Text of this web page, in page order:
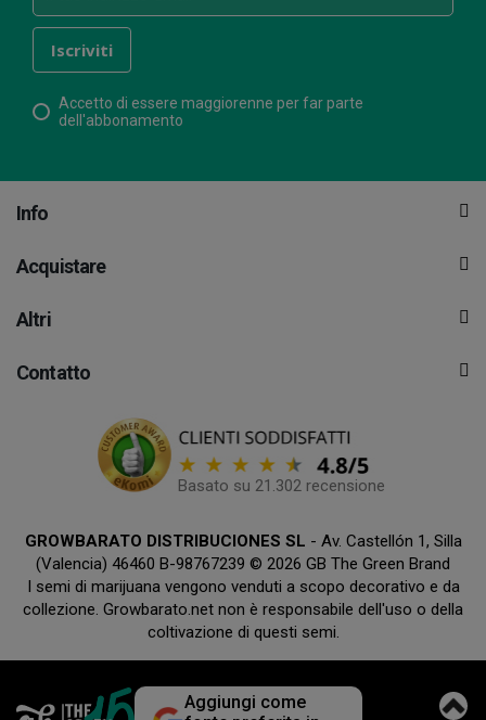
Accetto di essere maggiorenne per far parte
dell'abbonamento
Info
Acquistare
Altri
Contatto
Basato su 21.302 recensione
GROWBARATO DISTRIBUCIONES SL - Av. Castellón 1, Silla
(Valencia) 46460 B-98767239 © 2026 GB The Green Brand
I semi di marijuana vengono venduti a scopo decorativo e da
collezione. Growbarato.net non è responsabile dell'uso o della
coltivazione di questi semi.
Aggiungi come